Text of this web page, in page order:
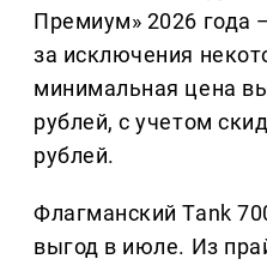
Премиум» 2026 года
за исключения
минимальная цена
рублей, с учетом
рублей.
Флагманский Tank
выгод в июле. Из